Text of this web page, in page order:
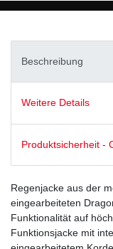
Beschreibung
Weitere Details
Produktsicherheit -
Regenjacke aus der
eingearbeiteten
Funktionalität auf
Funktionsjacke mit